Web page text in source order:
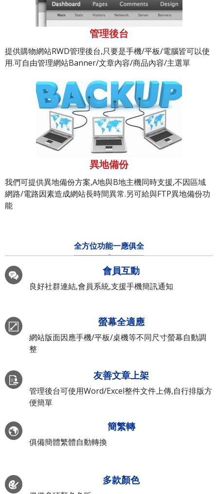
管理後台
提供購物網站RWD管理後台,只要是手機/平板/電腦皆可以使
用.可自由管理網站Banner/文章內容/商品內容/主選單
異地備份
我們可提供異地備份方案,A地與B地主機同時支援,不因區域
網路/電路因素造成網站長時間異常.另可給與FTP異地備份功
能
全方位功能一應俱全
會員互動
良好社群連結,會員系統,支援手機簡訊通知
螢幕全適應
網站版面因應手機/平板/桌機等不同尺寸螢幕自動調
整
友善文章上架
管理後台可使用Word/Excel整件文件上傳,自行排版方
便簡單
簡繁轉
俱備簡體繁體自動轉換
多款顏色